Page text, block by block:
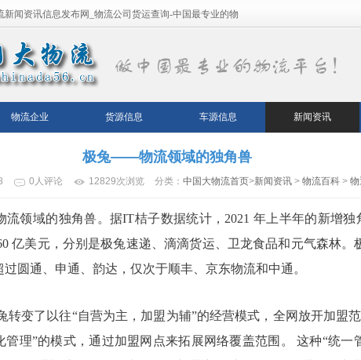
新闻资讯信息发布网_物流公司货运查询-中国最专业的物
流平台！
物流企业 货源信息 车源信息 新闻资讯
极兔——物流领域的独角兽
0人评论 12829次浏览 分类： 中国大物流首页>新闻资讯 > 物流百科 >
流领域的独角兽。据IT桔子数据统计，2021 年上半年的新增独
亿美元，分别是极兔速递、滴滴货运、卫龙食品和元气森林。
过圆通、申通、韵达，仅次于顺丰、京东物流和中通。
转变了以往“自营为主，加盟为辅”的经营模式，全网放开加盟
管理”的模式，通过加盟网点来拓展网络覆盖范围。 这种“统一